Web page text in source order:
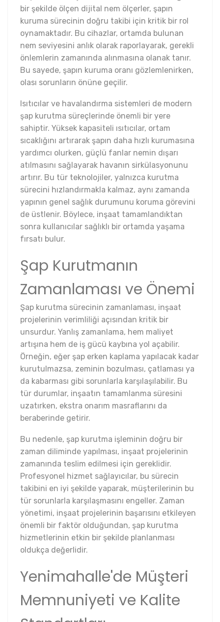
bir şekilde ölçen dijital nem ölçerler, şapın
kuruma sürecinin doğru takibi için kritik bir rol
oynamaktadır. Bu cihazlar, ortamda bulunan
nem seviyesini anlık olarak raporlayarak, gerekli
önlemlerin zamanında alınmasına olanak tanır.
Bu sayede, şapın kuruma oranı gözlemlenirken,
olası sorunların önüne geçilir.
Isıtıcılar ve havalandırma sistemleri de modern
şap kurutma süreçlerinde önemli bir yere
sahiptir. Yüksek kapasiteli ısıtıcılar, ortam
sıcaklığını artırarak şapın daha hızlı kurumasına
yardımcı olurken, güçlü fanlar nemin dışarı
atılmasını sağlayarak havanın sirkülasyonunu
artırır. Bu tür teknolojiler, yalnızca kurutma
sürecini hızlandırmakla kalmaz, aynı zamanda
yapının genel sağlık durumunu koruma görevini
de üstlenir. Böylece, inşaat tamamlandıktan
sonra kullanıcılar sağlıklı bir ortamda yaşama
fırsatı bulur.
Şap Kurutmanın
Zamanlaması ve Önemi
Şap kurutma sürecinin zamanlaması, inşaat
projelerinin verimliliği açısından kritik bir
unsurdur. Yanlış zamanlama, hem maliyet
artışına hem de iş gücü kaybına yol açabilir.
Örneğin, eğer şap erken kaplama yapılacak kadar
kurutulmazsa, zeminin bozulması, çatlaması ya
da kabarması gibi sorunlarla karşılaşılabilir. Bu
tür durumlar, inşaatın tamamlanma süresini
uzatırken, ekstra onarım masraflarını da
beraberinde getirir.
Bu nedenle, şap kurutma işleminin doğru bir
zaman diliminde yapılması, inşaat projelerinin
zamanında teslim edilmesi için gereklidir.
Profesyonel hizmet sağlayıcılar, bu sürecin
takibini en iyi şekilde yaparak, müşterilerinin bu
tür sorunlarla karşılaşmasını engeller. Zaman
yönetimi, inşaat projelerinin başarısını etkileyen
önemli bir faktör olduğundan, şap kurutma
hizmetlerinin etkin bir şekilde planlanması
oldukça değerlidir.
Yenimahalle'de Müşteri
Memnuniyeti ve Kalite